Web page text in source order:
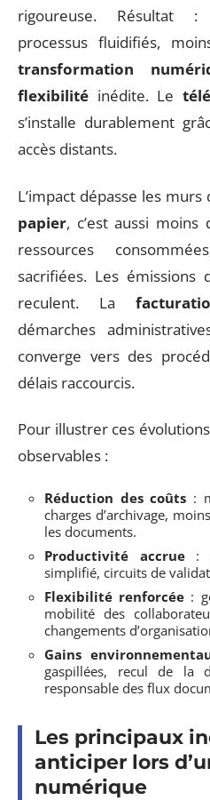
rigoureuse. Résultat :
processus fluidifiés,
transformation
flexibilité inédite. Le
s’installe durablement
accès distants.
L’impact dépasse les
papier, c’est aussi
ressources
sacrifiées. Les
reculent. La
démarches
converge vers des
délais raccourcis.
Pour illustrer ces
observables :
Réduction des coûts :
charges d’archivage,
les documents.
Productivité accrue:
simplifié, circuits de
Flexibilité renforcée :
mobilité des
changements
Gains
gaspillées, recul de la
responsable des flux
Les principaux
anticiper lors
numérique